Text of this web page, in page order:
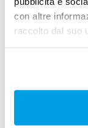
con altre
raccolto dal suo
aziendaper
sulle regole
prima il
portato a tua